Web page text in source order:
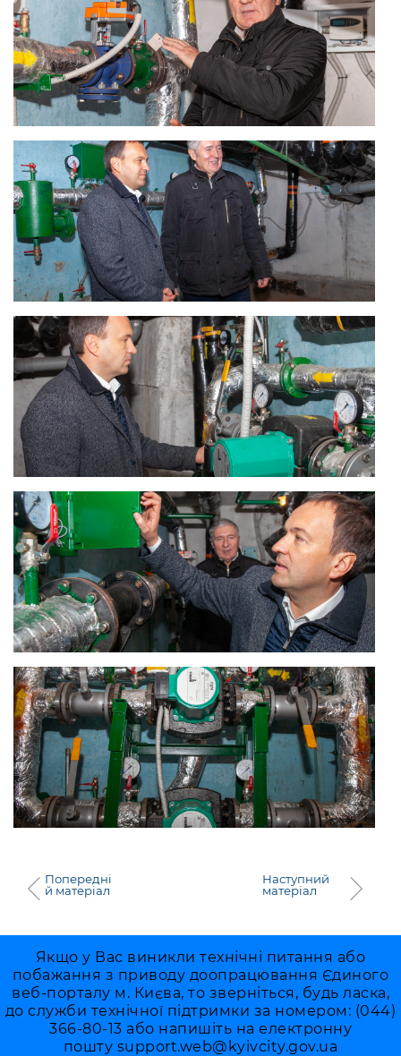
Попередні
й матеріал
Наступний
матеріал
Якщо у Вас виникли технічні питання або
побажання з приводу доопрацювання Єдиного
веб-порталу м. Києва, то зверніться, будь ласка,
до служби технічної підтримки за номером: (044)
366-80-13 або напишіть на електронну
пошту support.web@kyivcity.gov.ua